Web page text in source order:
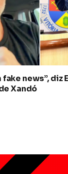
fake news”, diz
Xandó